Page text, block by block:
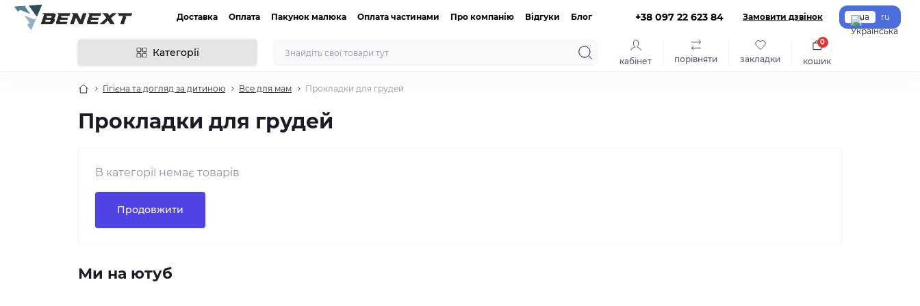
Доставка Оплата Пакунок малюка Оплата частинами Про компанію Відгуки Блог +38 097 22 623 84 Замовити дзвінок ua ru
Категорії
кабінет порівняти закладки кошик
0
Гігієна та догляд за дитиною Все для мам Прокладки для грудей
Прокладки для грудей
В категорії немає товарів
Продовжити
Ми на ютуб